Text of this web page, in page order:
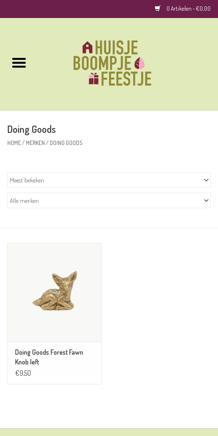
0 Artikelen - €0,00
Woonaccessoires
Doing Goods
HOME/ MERKEN / DOING GOODS
Doing Goods Forest Fawn
Knob left
€9,50